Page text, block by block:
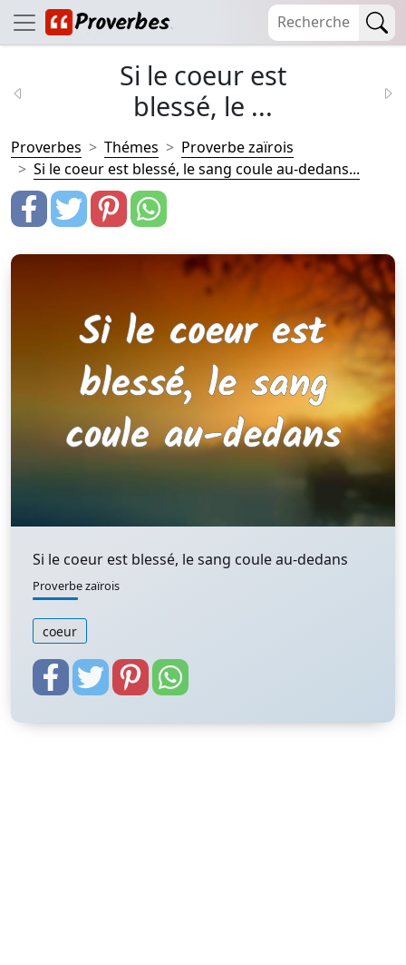
Si le coeur est
blessé, le ...
Proverbes Thémes
Proverbe zaïrois
Si le coeur est blessé, le sang coule au-dedans...
Si le coeur est blessé, le sang coule au-dedans
Proverbe zaïrois
coeur